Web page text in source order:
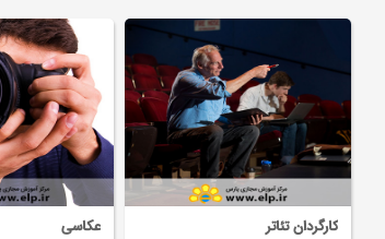
کارگردان تئاتر عکاسی